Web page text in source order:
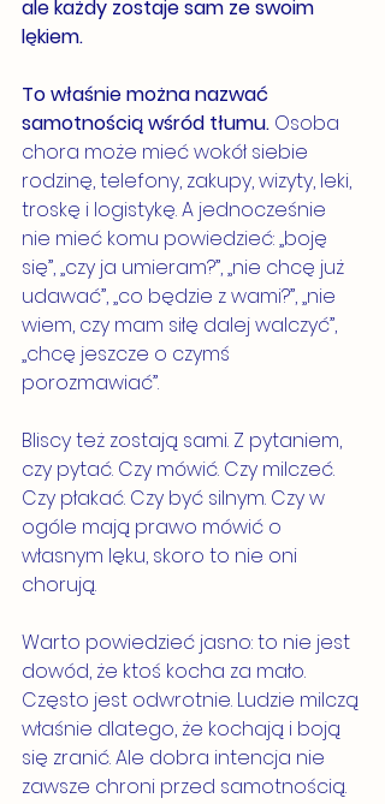
ale każdy zostaje sam ze swoim
lękiem.
To właśnie można nazwać
samotnością wśród tłumu. Osoba
chora może mieć wokół siebie
rodzinę, telefony, zakupy, wizyty, leki,
troskę i logistykę. A jednocześnie
nie mieć komu powiedzieć: „boję
się”, „czy ja umieram?”, „nie chcę już
udawać”, „co będzie z wami?”, „nie
wiem, czy mam siłę dalej walczyć”,
„chcę jeszcze o czymś
porozmawiać”.
Bliscy też zostają sami. Z pytaniem,
czy pytać. Czy mówić. Czy milczeć.
Czy płakać. Czy być silnym. Czy w
ogóle mają prawo mówić o
własnym lęku, skoro to nie oni
chorują.
Warto powiedzieć jasno: to nie jest
dowód, że ktoś kocha za mało.
Często jest odwrotnie. Ludzie milczą
właśnie dlatego, że kochają i boją
się zranić. Ale dobra intencja nie
zawsze chroni przed samotnością.